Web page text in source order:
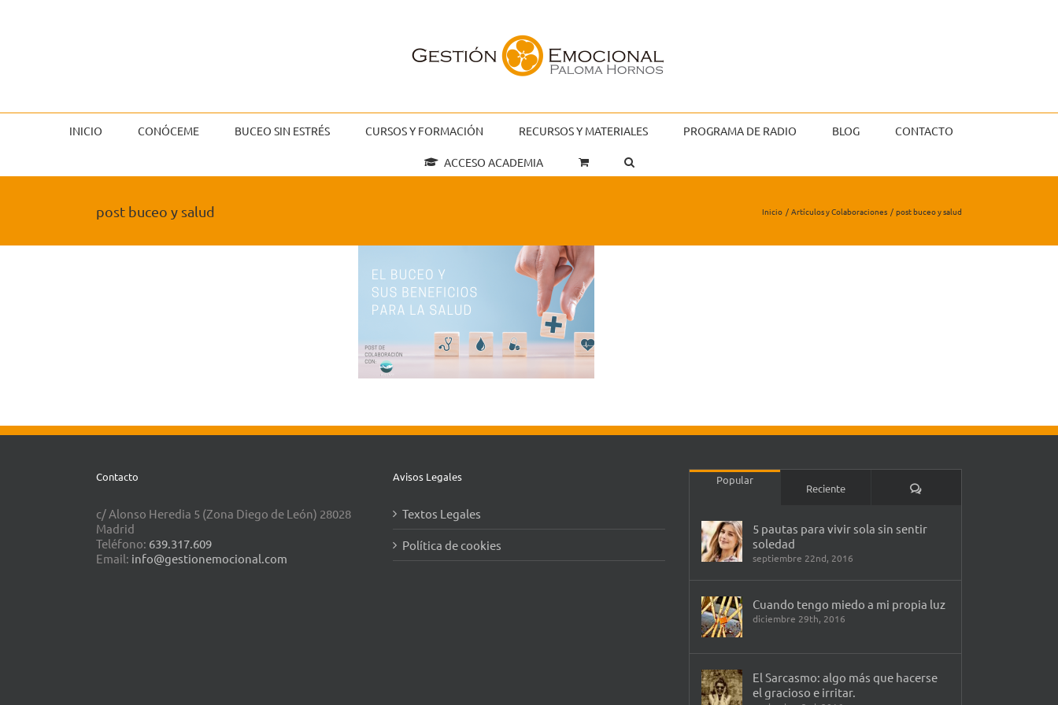
INICIO CONÓCEME BUCEO SIN ESTRÉS CURSOS Y FORMACIÓN RECURSOS Y MATERIALES PROGRAMA DE RADIO BLOG CONTACTO
ACCESO ACADEMIA
post buceo y salud Inicio Artículos y Colaboraciones post buceo y salud
Contacto
c/ Alonso Heredia 5 (Zona Diego de León) 28028
Madrid
Teléfono: 639.317.609
Email: info@gestionemocional.com
Avisos Legales
Textos Legales
Política de cookies
Popular
Reciente Comentarios
5 pautas para vivir sola sin sentir
soledad
septiembre 22nd, 2016
Cuando tengo miedo a mi propia luz
diciembre 29th, 2016
El Sarcasmo: algo más que hacerse
el gracioso e irritar.